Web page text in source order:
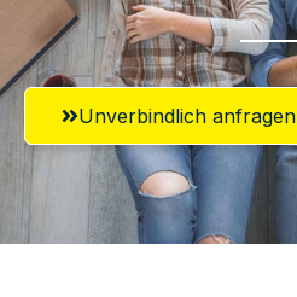
Unverbindlich anfragen